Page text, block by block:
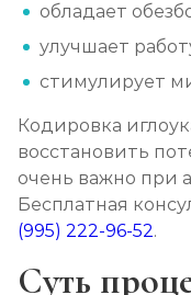
Кодирование
от 4 500 ₽
Кодирование Колме
от 5 000 ₽
от 4 500 ₽
обладает
улучшает
стимулирует
Кодировка
восстановить
очень важно при
Бесплатная
(995) 222-96-52.
Суть